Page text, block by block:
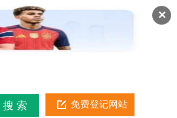
✕
注册 登录 金币俱乐部
免费登记网站
搜 索